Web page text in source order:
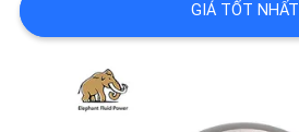
LIÊN
CHÚNG
GIÁ TỐT NHẤT